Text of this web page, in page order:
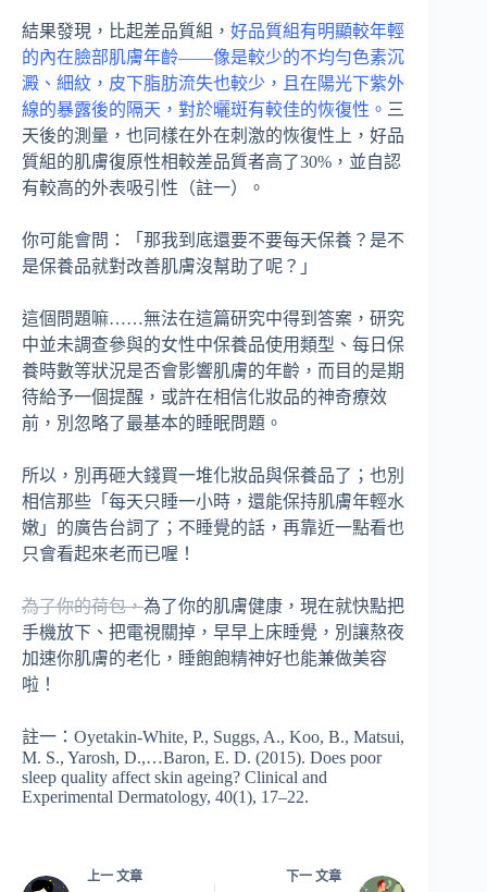
結果發現，比起差品質組， 好品質組有明顯較年輕
的內在臉部肌膚年齡——像是較少的不均勻色素沉
澱、細紋，皮下脂肪流失也較少，且在陽光下紫外
線的暴露後的隔天，對於曬斑有較佳的恢復性。 三
天後的測量，也同樣在外在刺激的恢復性上，好品
質組的肌膚復原性相較差品質者高了30%，並自認
有較高的外表吸引性（註一）。
你可能會問：「那我到底還要不要每天保養？是不
是保養品就對改善肌膚沒幫助了呢？」
這個問題嘛……無法在這篇研究中得到答案，研究
中並未調查參與的女性中保養品使用類型、每日保
養時數等狀況是否會影響肌膚的年齡，而目的是期
待給予一個提醒，或許在相信化妝品的神奇療效
前，別忽略了最基本的睡眠問題。
所以，別再砸大錢買一堆化妝品與保養品了；也別
相信那些「每天只睡一小時，還能保持肌膚年輕水
嫩」的廣告台詞了；不睡覺的話，再靠近一點看也
只會看起來老而已喔！
為了你的荷包，為了你的肌膚健康，現在就快點把
手機放下、把電視關掉，早早上床睡覺，別讓熬夜
加速你肌膚的老化，睡飽飽精神好也能兼做美容
啦！
註一：Oyetakin-White, P., Suggs, A., Koo, B., Matsui,
M. S., Yarosh, D.,…Baron, E. D. (2015). Does poor
sleep quality affect skin ageing? Clinical and
Experimental Dermatology, 40(1), 17–22.
上一 文章 下一文章